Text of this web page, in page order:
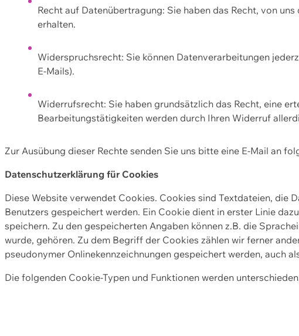
Recht auf Datenübertragung: Sie haben das Recht, von
erhalten.
Widerspruchsrecht: Sie können Datenverarbeitungen
E-Mails).
Widerrufsrecht: Sie haben grundsätzlich das Recht, eine
Bearbeitungstätigkeiten werden durch Ihren Widerruf
Zur Ausübung dieser Rechte senden Sie uns bitte eine E-Mail an
Datenschutzerklärung für Cookies
Diese Website verwendet Cookies. Cookies sind Textdateien, die
Benutzers gespeichert werden. Ein Cookie dient in erster Linie
speichern. Zu den gespeicherten Angaben können z.B. die
wurde, gehören. Zu dem Begriff der Cookies zählen wir ferner
pseudonymer Onlinekennzeichnungen gespeichert werden, auch
Die folgenden Cookie-Typen und Funktionen werden